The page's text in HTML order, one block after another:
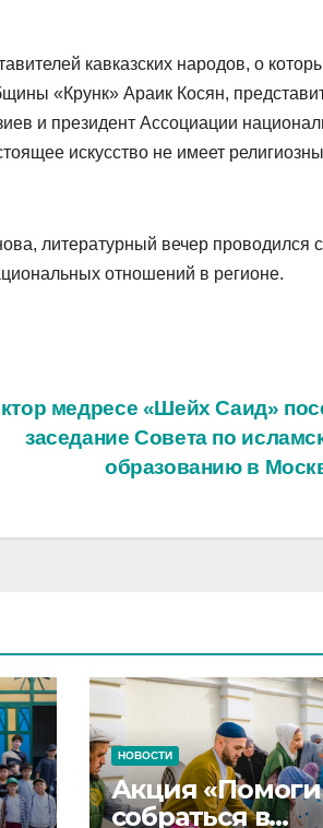
кавказских народов, о
«Крунк» Араик Косян,
и президент Ассоциации
искусство не имеет
литературный вечер проводился с
отношений в регионе.
медресе «Шейх Саид»
заседание Совета по
образованию в
НОВОСТИ
Акция «Помоги
собраться в